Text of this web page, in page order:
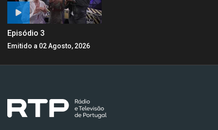
Episódio 3
Emitido a 02 Agosto, 2026